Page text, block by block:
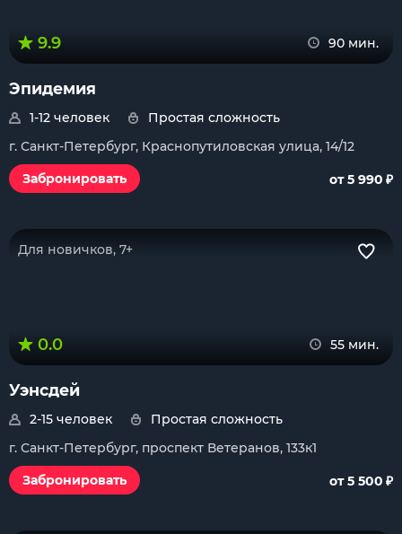
9.9 90 мин.
Эпидемия
1-12 человек
Простая сложность
г. Санкт-Петербург, Краснопутиловская улица, 14/12
Забронировать
от 5 990 ₽
Для новичков, 7+
0.0 55 мин.
Уэнсдей
2-15 человек
Простая сложность
г. Санкт-Петербург, проспект Ветеранов, 133к1
Забронировать
от 5 500 ₽